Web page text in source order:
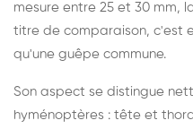
mesure entre 25 et 30 mm,
titre de comparaison, c'est
qu'une guêpe commune.
Son aspect se distingue
hyménoptères : tête et